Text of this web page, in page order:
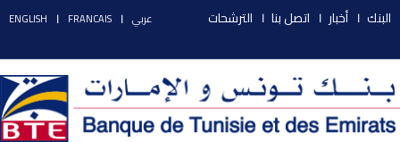
البنك أخبار اتصل بنا الترشحات ENGLISH FRANCAIS عربي